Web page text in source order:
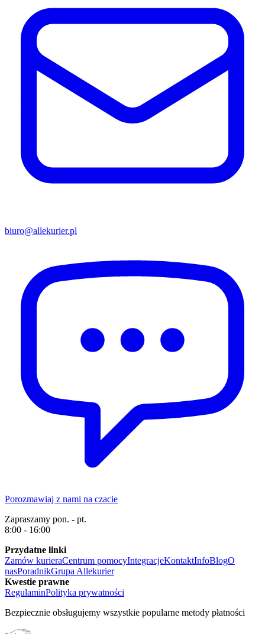
biuro@allekurier.pl
Porozmawiaj z nami na czacie
Zapraszamy pon. - pt.
8:00 - 16:00
Przydatne linki
Zamów kurieraCentrum pomocyIntegracjeKontaktInfoBlogO
nasPoradnikGrupa Allekurier
Kwestie prawne
RegulaminPolityka prywatności
Bezpiecznie obsługujemy wszystkie popularne metody płatności